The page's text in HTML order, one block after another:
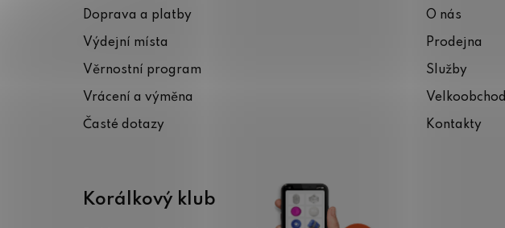
Doprava a platby
Výdejní místa
Věrnostní program
Vrácení a výměna
Časté dotazy
O nás
Prodejna
Služby
Velkoobchod
Kontakty
Korálkový klub